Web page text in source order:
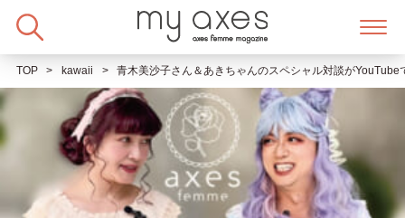
TOP kawaii 青木美沙子さん＆あきちゃんのスペシャル対談がYouTube